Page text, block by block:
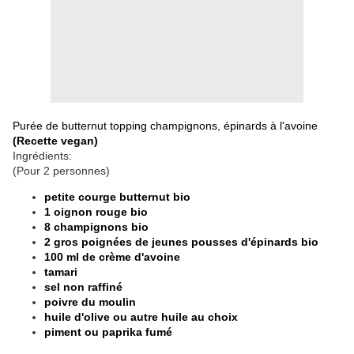
Purée de butternut topping champignons, épinards à l'avoine
(Recette vegan)
Ingrédients:
(Pour 2 personnes)
petite courge butternut bio
1 oignon rouge bio
8 champignons bio
2 gros poignées de jeunes pousses d'épinards bio
100 ml de crème d'avoine
tamari
sel non raffiné
poivre du moulin
huile d'olive ou autre huile au choix
piment ou paprika fumé